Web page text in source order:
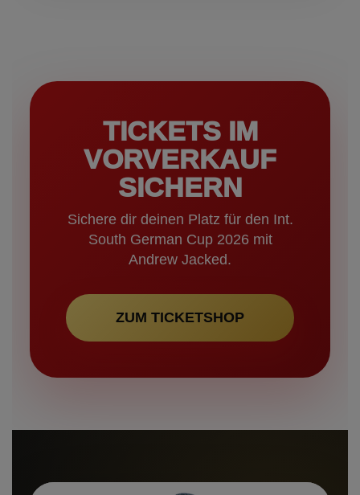
TICKETS IM
VORVERKAUF
SICHERN
Sichere dir deinen Platz für den Int.
South German Cup 2026 mit
Andrew Jacked.
ZUM TICKETSHOP